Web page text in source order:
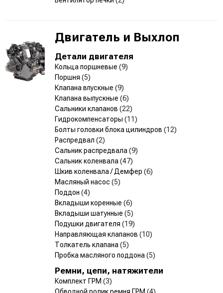
Двигатель и Выхлоп
Детали двигателя
Кольца поршневые (9)
Поршня (5)
Клапана впускные (9)
Клапана выпускные (6)
Сальники клапанов (22)
Гидрокомпенсаторы (11)
Болты головки блока цилиндров (12)
Распредвал (2)
Сальник распредвала (9)
Сальник коленвала (47)
Шкив коленвала / Демфер (6)
Масляный насос (5)
Поддон (4)
Вкладыши коренные (6)
Вкладыши шатунные (5)
Подушки двигателя (19)
Направляющая клапанов (10)
Толкатель клапана (5)
Пробка масляного поддона (5)
Ремни, цепи, натяжители
Комплект ГРМ (3)